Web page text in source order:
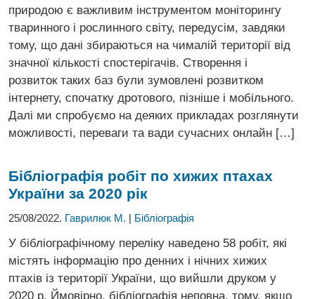
природою є важливим інструментом моніторингу
тваринного і рослинного світу, передусім, завдяки
тому, що дані збираються на чималій території від
значної кількості спостерігачів. Створення і
розвиток таких баз були зумовлені розвитком
інтернету, спочатку дротового, пізніше і мобільного.
Далі ми спробуємо на деяких прикладах розглянути
можливості, переваги та вади сучасних онлайн […]
Бібліографія робіт по хижих птахах
України за 2020 рік
25/08/2022. Гаврилюк М. | Бібліографія
У бібліографічному переліку наведено 58 робіт, які
містять інформацію про денних і нічних хижих
птахів із території України, що вийшли друком у
2020 р. Ймовірно, бібліографія неповна, тому, якщо